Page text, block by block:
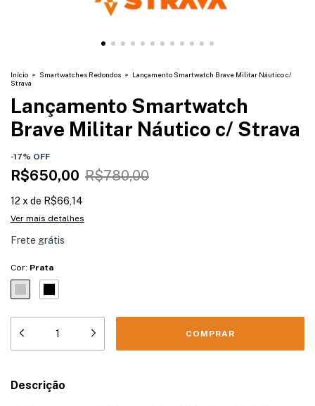
Início > Smartwatches Redondos > Lançamento Smartwatch Brave Militar Náutico c/
Strava
Lançamento Smartwatch
Brave Militar Náutico c/ Strava
-17% OFF
R$650,00 R$780,00
12 x de R$66,14
Ver mais detalhes
Frete grátis
Cor: Prata
Descrição